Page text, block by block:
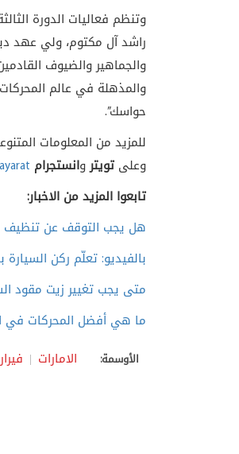
وتنظم فعاليات الدورة
راشد آل مكتوم، ولي عهد
والجماهير والضيوف
والمذهلة في عالم
حواسك”.
للمزيد من المعلومات
وعلى تويتروانستجرام
تابعوا المزيد من الاخبار:
هل يجب التوقف عن تنظيف
بالفيديو: تعلّم ركن السيارة
متى يجب تغيير زيت مقود
ما هي أفضل المحركات في
الأوسمة: الامارات